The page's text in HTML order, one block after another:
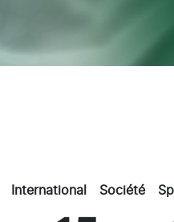
International Société